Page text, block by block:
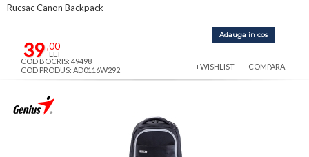
Rucsac Canon Backpack
39,00
LEI
Adauga in cos
COD BOCRIS: 49498
COD PRODUS: AD0116W292
+WISHLIST COMPARA